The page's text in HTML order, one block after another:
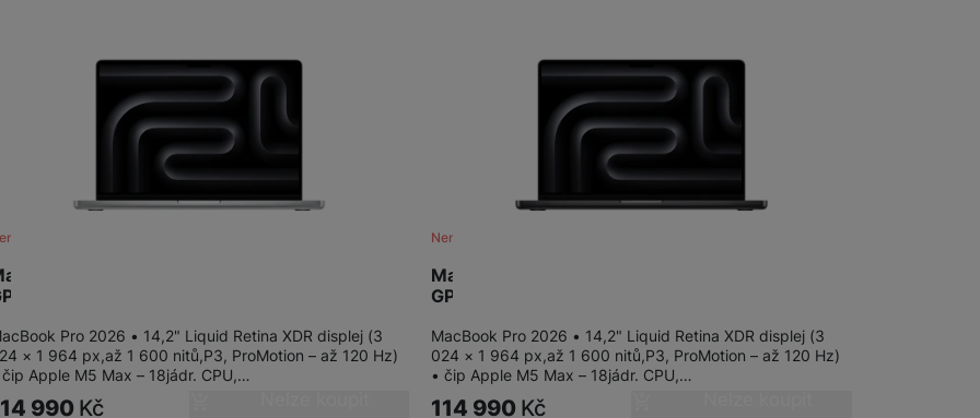
Pro 14" M5 Max 18-CPU/32-
36GB/2TB/S
skladem
Pro 2026 • 14,2" Liquid Retina XDR displej (3
× 1 964 px,až 1 600 nitů,P3, ProMotion – až 120 Hz)
čip Apple M5 Max – 18jádr. CPU,…
990 Kč
MacBook Pro 14" M5 Max 18-CPU/32-
GPU/36GB/2TB/SB
Není skladem
MacBook Pro 2026 • 14,2" Liquid Retina XDR displej (3
024 × 1 964 px,až 1 600 nitů,P3, ProMotion – až 120 Hz)
• čip Apple M5 Max – 18jádr. CPU,…
114 990 Kč